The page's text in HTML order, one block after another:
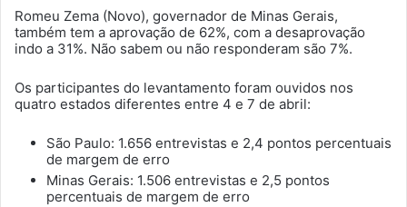
Romeu Zema (Novo), governador de Minas Gerais,
também tem a aprovação de 62%, com a desaprovação
indo a 31%. Não sabem ou não responderam são 7%.
Os participantes do levantamento foram ouvidos nos
quatro estados diferentes entre 4 e 7 de abril:
São Paulo: 1.656 entrevistas e 2,4 pontos percentuais
de margem de erro
Minas Gerais: 1.506 entrevistas e 2,5 pontos
percentuais de margem de erro